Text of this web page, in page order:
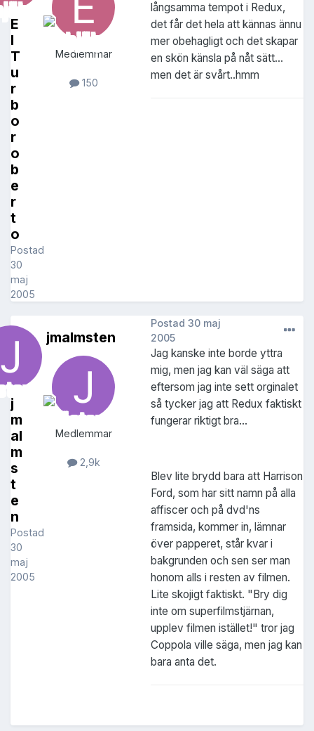
E
l
T
u
r
b
o
r
o
b
e
r
t
o
Postad
30
maj
2005
Medlemmar
150
långsamma tempot i Redux,
det får det hela att kännas ännu
mer obehagligt och det skapar
en skön känsla på nåt sätt...
men det är svårt..hmm
j
m
al
m
s
t
e
n
Postad
30
maj
2005
jmalmsten
Medlemmar
2,9k
Postad 30 maj
2005
Jag kanske inte borde yttra
mig, men jag kan väl säga att
eftersom jag inte sett orginalet
så tycker jag att Redux faktiskt
fungerar riktigt bra...
Blev lite brydd bara att Harrison
Ford, som har sitt namn på alla
affiscer och på dvd'ns
framsida, kommer in, lämnar
över papperet, står kvar i
bakgrunden och sen ser man
honom alls i resten av filmen.
Lite skojigt faktiskt. "Bry dig
inte om superfilmstjärnan,
upplev filmen istället!" tror jag
Coppola ville säga, men jag kan
bara anta det.